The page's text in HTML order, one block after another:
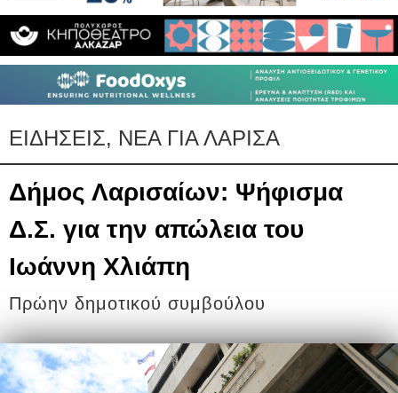
ΕΙΔΗΣΕΙΣ, ΝΕΑ ΓΙΑ ΛΑΡΙΣΑ
Δήμος Λαρισαίων: Ψήφισμα
Δ.Σ. για την απώλεια του
Ιωάννη Χλιάπη
Πρώην δημοτικού συμβούλου